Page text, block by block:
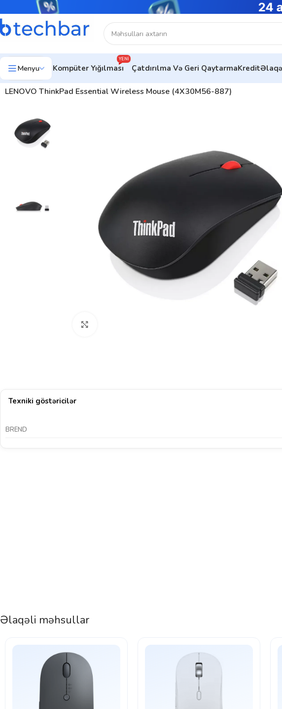
Menyu Kompüter Yığılması
YENI
Çatdırılma Və Geri QaytarmaKreditƏlaqə
Ev Kompüter aksesuarları
LENOVO ThinkPad Essential Wireless Mouse (4X30M56-887)
Texniki göstəricilər
BREND
Əlaqəli məhsullar